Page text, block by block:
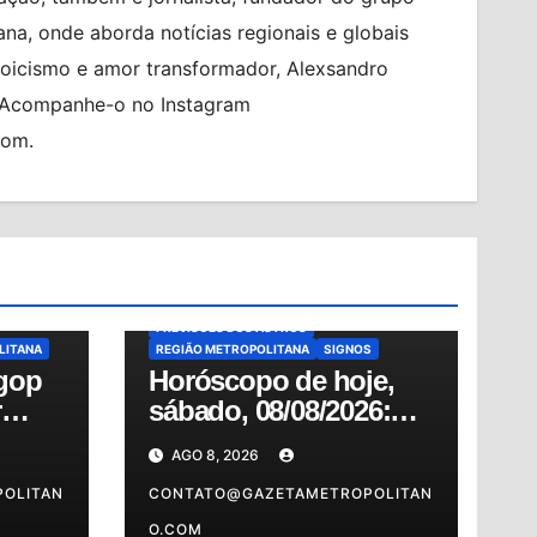
onde aborda notícias regionais e globais
e amor transformador, Alexsandro
o no Instagram
ALMANAQUE BRASIL
HORÓSCOPO
OSASCO
PREVISÕES
REGIÃO METROPOLITANA
SIGNOS
Horóscopo de hoje,
sábado, 08/08/2026:
confira as previsões
do dia para o seu
signo
AGO 8, 2026
CONTATO@GAZETAMETROPOLITAN
O.COM